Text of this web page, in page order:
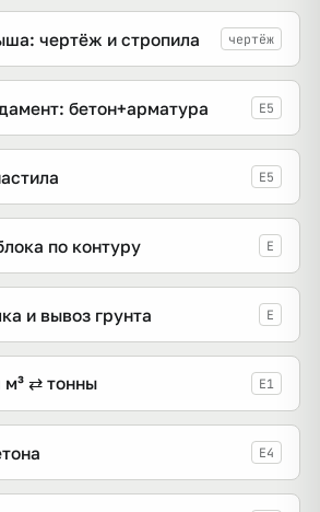
чертёж и стропила чертёж
бетон+арматура E5
E5
по контуру E
и вывоз грунта E
⇄ тонны E1
E4